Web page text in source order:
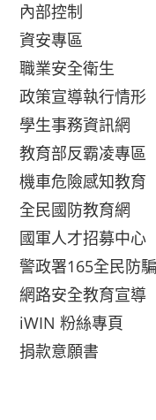
內部控制
資安專區
職業安全衛生
政策宣導執行情形
學生事務資訊網
教育部反霸凌專區
機車危險感知教育
全民國防教育網
國軍人才招募中心
警政署165全民防騙
網路安全教育宣導
iWIN 粉絲專頁
捐款意願書